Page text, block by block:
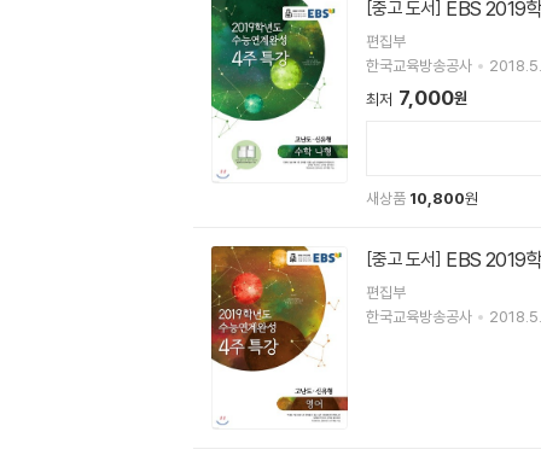
[중고 도서] EBS 2019
편집부
한국교육방송공사
최저 7,000원
새상품 10,800원
[중고 도서] EBS 2019
편집부
한국교육방송공사